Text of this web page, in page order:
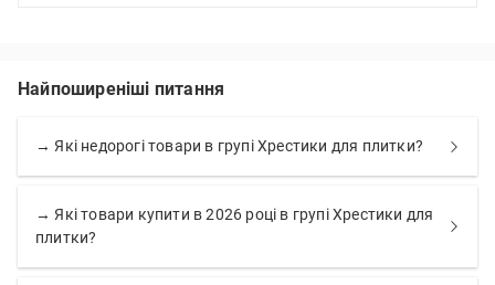
Найпоширеніші питання
→ Які недорогі товари в групі Хрестики для плитки?
→ Які товари купити в 2026 році в групі Хрестики для
плитки?